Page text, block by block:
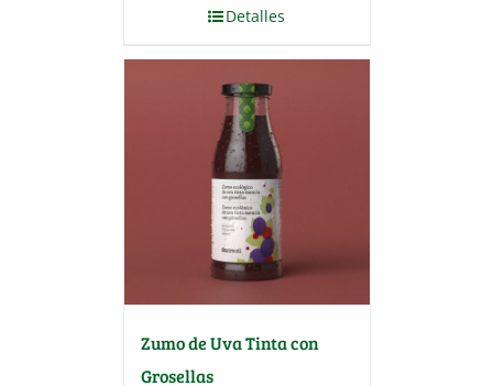
Detalles
Zumo de Uva Tinta con
Grosellas